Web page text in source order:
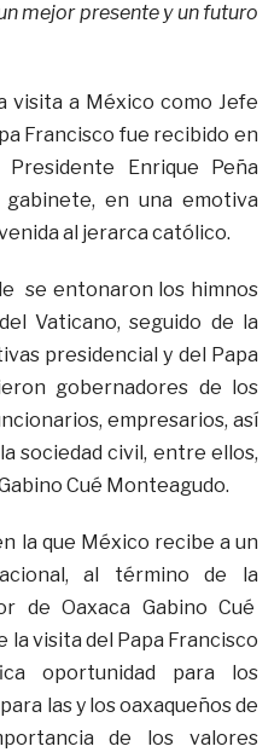
mejor presente y un futuro
visita a México como Jefe
Francisco fue recibido en
Enrique Peña
en una emotiva
al jerarca católico.
se entonaron los himnos
Vaticano, seguido de la
presidencial y del Papa
gobernadores de los
empresarios, así
sociedad civil, entre ellos,
Cué Monteagudo.
la que México recibe a un
al término de la
de Oaxaca Gabino Cué
visita del Papa Francisco
oportunidad para los
las y los oaxaqueños de
de los valores